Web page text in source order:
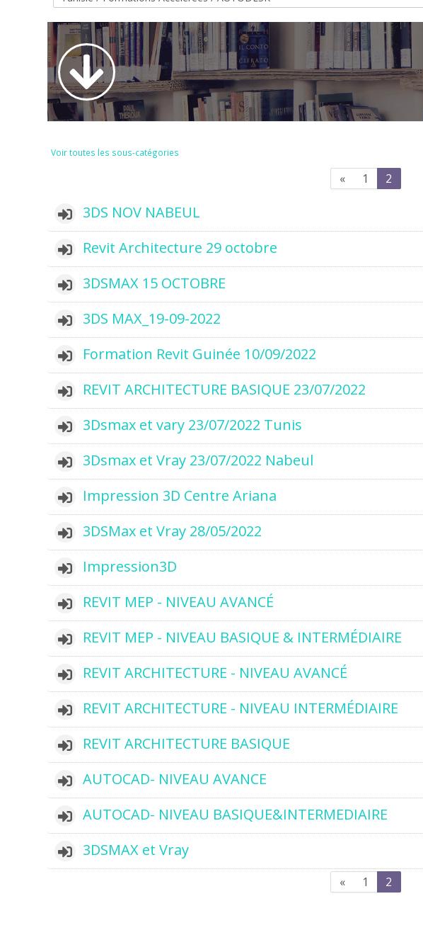
Voir toutes les sous-catégories
«Précédent
1 2(actuel)
3DS NOV NABEUL
Revit Architecture 29 octobre
3DSMAX 15 OCTOBRE
3DS MAX_19-09-2022
Formation Revit Guinée 10/09/2022
REVIT ARCHITECTURE BASIQUE 23/07/2022
3Dsmax et vary 23/07/2022 Tunis
3Dsmax et Vray 23/07/2022 Nabeul
Impression 3D Centre Ariana
3DSMax et Vray 28/05/2022
Impression3D
REVIT MEP - NIVEAU AVANCÉ
REVIT MEP - NIVEAU BASIQUE & INTERMÉDIAIRE
REVIT ARCHITECTURE - NIVEAU AVANCÉ
REVIT ARCHITECTURE - NIVEAU INTERMÉDIAIRE
REVIT ARCHITECTURE BASIQUE
AUTOCAD- NIVEAU AVANCE
AUTOCAD- NIVEAU BASIQUE&INTERMEDIAIRE
3DSMAX et Vray
«Précédent
1 2(actuel)